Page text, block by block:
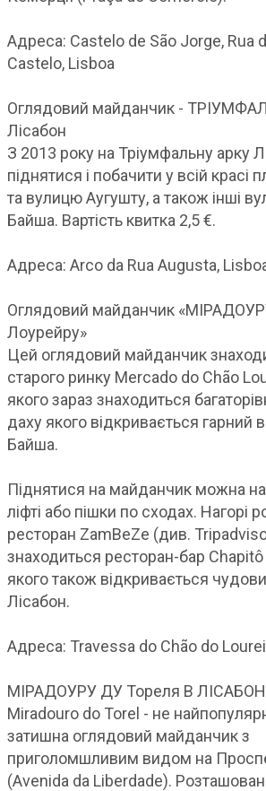
Адреса: Castelo de São Jorge, Rua
Castelo, Lisboa
Оглядовий майданчик -
Лісабон
З 2013 року на Тріумфальну арку
піднятися і побачити у всій красі
та вулицю Аугушту, а також інші
Байша. Вартість квитка 2,5 €.
Адреса: Arco da Rua Augusta,
Оглядовий майданчик
Лоурейру»
Цей оглядовий майданчик
старого ринку Mercado do Chão
якого зараз знаходиться
даху якого відкривається гарний
Байша.
Піднятися на майданчик можна
ліфті або пішки по сходах. Нагорі
ресторан ZamBeZe (див.
знаходиться ресторан-бар
якого також відкривається
Лісабон.
Адреса: Travessa do Chão do
МІРАДОУРУ ДУ Тореля В
Miradouro do Torel - не
затишна оглядовий майданчик з
приголомшливим видом на
(Avenida da Liberdade).